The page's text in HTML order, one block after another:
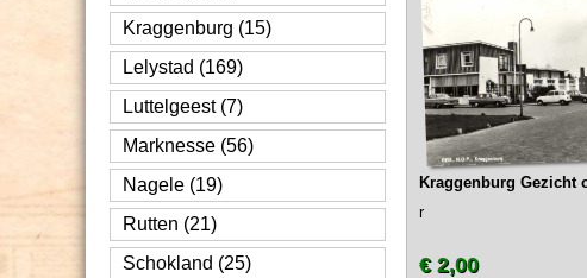
Kraggenburg (15)
Lelystad (169)
Luttelgeest (7)
Marknesse (56)
Nagele (19)
Rutten (21)
Schokland (25)
Kraggenburg Gezicht
r
€ 2,00